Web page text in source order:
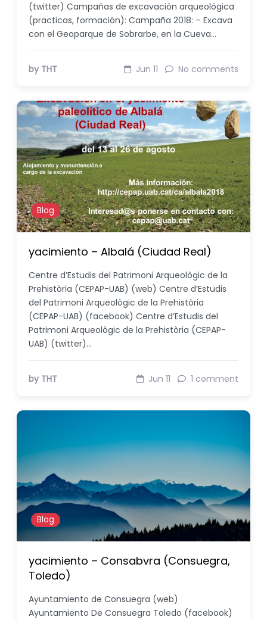
(twitter) Campañas de excavación arqueológica
(practicas, formación): Campaña 2018: – Excava
con el Geoparque de Sobrarbe, en la Cueva…
by THT Jun 11 No comments
Blog
yacimiento – Albalá (Ciudad Real)
Centre d’Estudis del Patrimoni Arqueològic de la
Prehistòria (CEPAP-UAB) (web) Centre d’Estudis
del Patrimoni Arqueològic de la Prehistòria
(CEPAP-UAB) (facebook) Centre d’Estudis del
Patrimoni Arqueològic de la Prehistòria (CEPAP-
UAB) (twitter)…
by THT Jun 11 1 comment
Blog
yacimiento – Consabvra (Consuegra,
Toledo)
Ayuntamiento de Consuegra (web)
Ayuntamiento De Consuegra Toledo (facebook)